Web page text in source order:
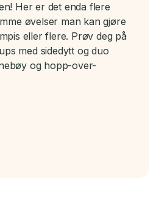
Her er det enda flere
øvelser man kan gjøre
eller flere. Prøv deg på
med sidedytt og duo
og hopp-over-